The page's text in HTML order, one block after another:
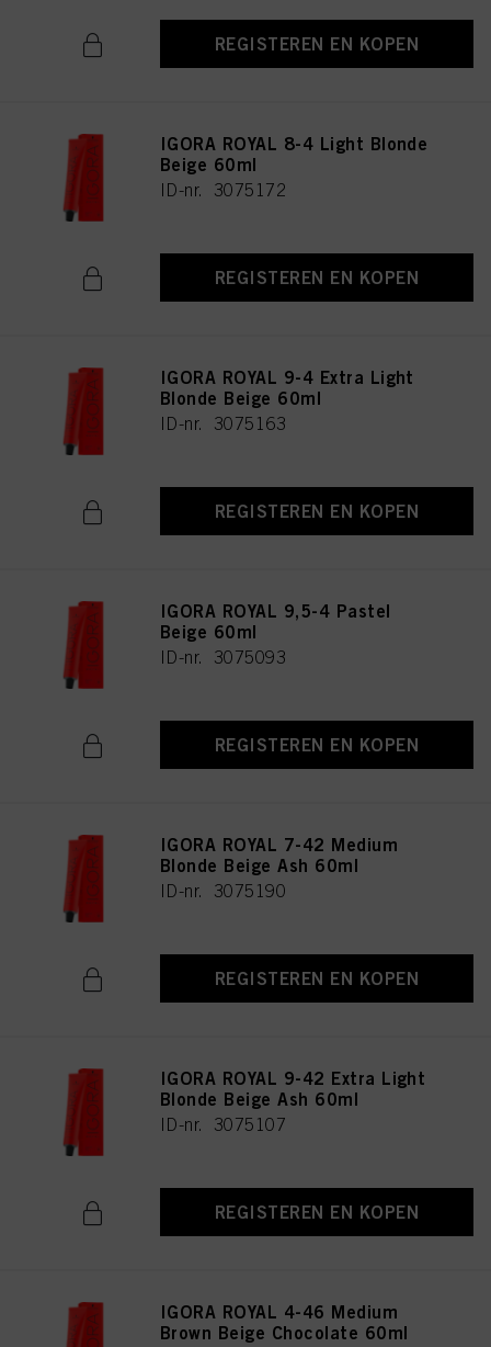
REGISTEREN EN KOPEN
IGORA ROYAL 8-4 Light Blonde
Beige 60ml
ID-nr. 3075172
REGISTEREN EN KOPEN
IGORA ROYAL 9-4 Extra Light
Blonde Beige 60ml
ID-nr. 3075163
REGISTEREN EN KOPEN
IGORA ROYAL 9,5-4 Pastel
Beige 60ml
ID-nr. 3075093
REGISTEREN EN KOPEN
IGORA ROYAL 7-42 Medium
Blonde Beige Ash 60ml
ID-nr. 3075190
REGISTEREN EN KOPEN
IGORA ROYAL 9-42 Extra Light
Blonde Beige Ash 60ml
ID-nr. 3075107
REGISTEREN EN KOPEN
IGORA ROYAL 4-46 Medium
Brown Beige Chocolate 60ml